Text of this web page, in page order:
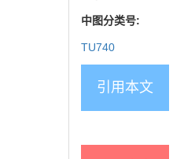
中图分类号:
TU740
引用本文